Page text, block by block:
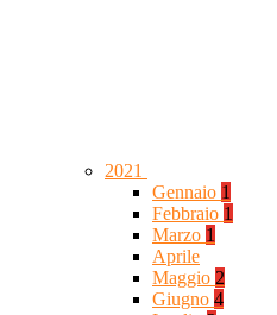
2021
Gennaio 1
Febbraio 1
Marzo 1
Aprile
Maggio 2
Giugno 4